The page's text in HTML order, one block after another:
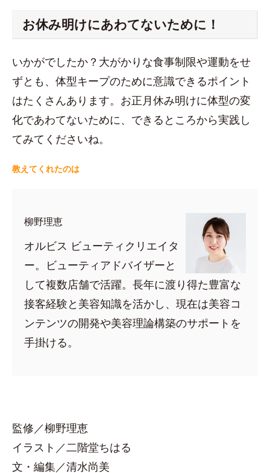
お休み明けにあわてないために！
いかがでしたか？大がかりな食事制限や運動をせ
ずとも、体型キープのために意識できるポイント
はたくさんあります。お正月休み明けに体型の変
化であわてないために、できるところから実践し
てみてくださいね。
教えてくれたのは
柳野理恵
オルビス ビューティクリエイタ
ー。ビューティアドバイザーと
して複数店舗で活躍。長年に渡り得た豊富な
接客経験と美容知識を活かし、現在は美容コ
ンテンツの開発や美容理論構築のサポートを
手掛ける。
監修／柳野理恵
イラスト／二階堂ちはる
文・編集／清水尚美